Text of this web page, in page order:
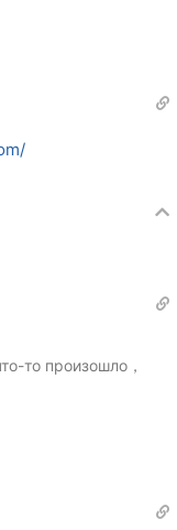
то произошло，